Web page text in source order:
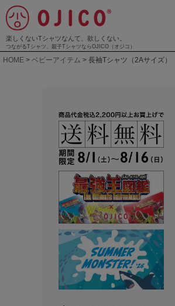
楽しくないTシャツなんて、欲しくない。
つながるTシャツ、親子TシャツならOJICO（オジコ）
HOME ベビーアイテム 長袖Tシャツ（2Aサイズ）